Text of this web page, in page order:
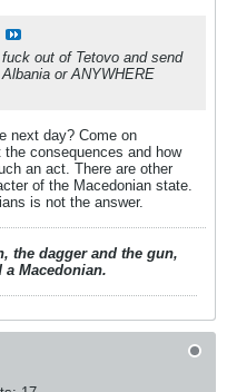
out of Tetovo and send
or ANYWHERE
next day? Come on
consequences and how
an act. There are other
of the Macedonian state.
is not the answer.
the dagger and the gun,
Macedonian.